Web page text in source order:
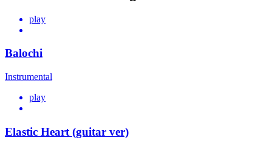
play
Balochi
Instrumental
play
Elastic Heart (guitar ver)